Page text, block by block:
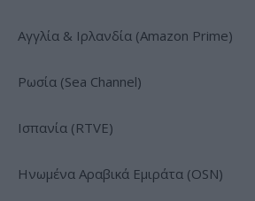
Αγγλία & Ιρλανδία (Amazon Prime)
Ρωσία (Sea Channel)
Ισπανία (RTVE)
Ηνωμένα Αραβικά Εμιράτα (OSN)